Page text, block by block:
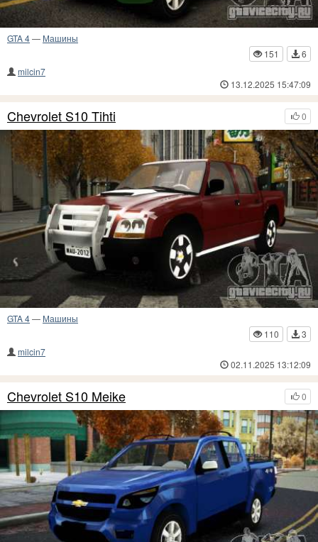
GTA 4— Машины
151
6
milcin7
13.12.2025 15:47:09
0
Chevrolet S10 Tihti
GTA 4— Машины
110
3
milcin7
02.11.2025 13:12:09
0
Chevrolet S10 Meike